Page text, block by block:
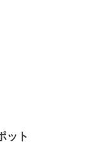
ット